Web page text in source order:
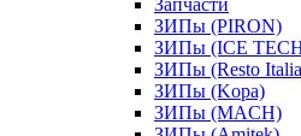
Запчасти
ЗИПы (PIRON)
ЗИПы (ICE
ЗИПы (Resto
ЗИПы (Kopa)
ЗИПы (MACH)